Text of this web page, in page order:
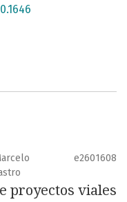
e2601608
proyectos viales